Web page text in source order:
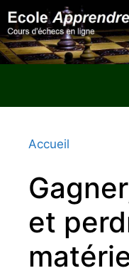
Aller
au
contenu
Accueil
et